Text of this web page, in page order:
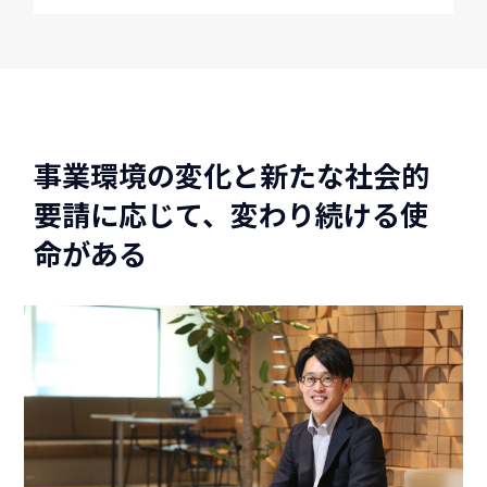
事業環境の変化と新たな社会的
要請に応じて、変わり続ける使
命がある